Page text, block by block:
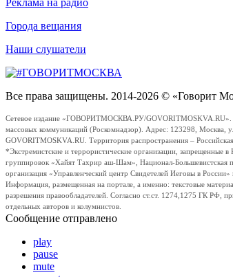
Города вещания
Наши слушатели
Все права защищены. 2014-2026 © «Говорит
Сетевое издание «ГОВОРИТМОСКВА.РУ/GOVORITMOSKVA.RU».
массовых коммуникаций (Роскомнадзор). Адрес: 123298,
GOVORITMOSKVA.RU. Территория распространения –
*Экстремистские и террористические организации,
группировок «Хайят Тахрир аш-Шам», Национал-
организация «Управленческий центр Свидетелей Иеговы в
Информация, размещенная на портале, а именно: текстовые
разрешения правообладателей. Согласно ст.ст. 1274,1275 ГК РФ,
отдельных авторов и колумнистов.
Сообщение отправлено
play
pause
mute